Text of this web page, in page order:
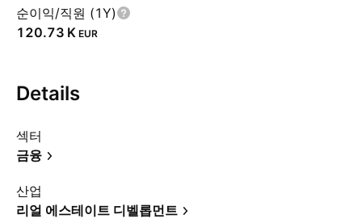
순이익/직원 (1Y)
‪120.73 K‬ EUR
Details
섹터
금융
산업
리얼 에스테이트 디벨롭먼트